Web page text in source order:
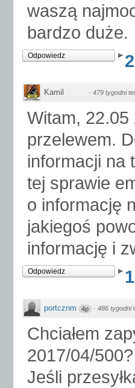
waszą
bardzo duże.
Odpowiedz
Kamil · 479 tygodni
Witam, 22.05
przelewem.
informacji na
tej sprawie
o informację
jakiegoś
informację i
Odpowiedz
portcznm 4p · 486 tygodni
Chciałem
2017/04/500?
Jeśli